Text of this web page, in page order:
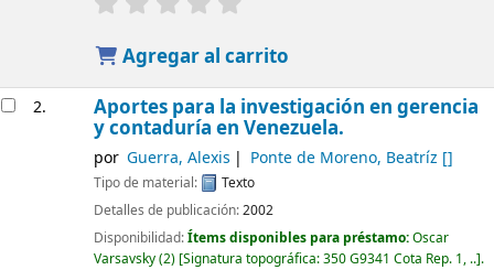
Agregar al carrito
2. Aportes para la investigación en gerencia
y contaduría en Venezuela.
por Guerra, Alexis Ponte de Moreno, Beatríz []
Tipo de material:
Texto
Detalles de publicación:2002
Disponibilidad:Ítems disponibles para préstamo:Oscar
Varsavsky(2) Signatura topográfica:350 G9341 Cota Rep. 1, .. .